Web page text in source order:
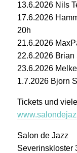
13.6.2026 Nils
17.6.2026
20h
21.6.2026
22.6.2026 Brian
23.6.2026
1.7.2026 Bjorn
Tickets und
Salon de Jazz
Severinskloster